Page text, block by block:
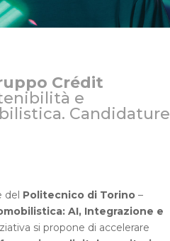
Crédit
e
Candidature
del Politecnico di Torino –
AI, Integrazione e
si propone di accelerare